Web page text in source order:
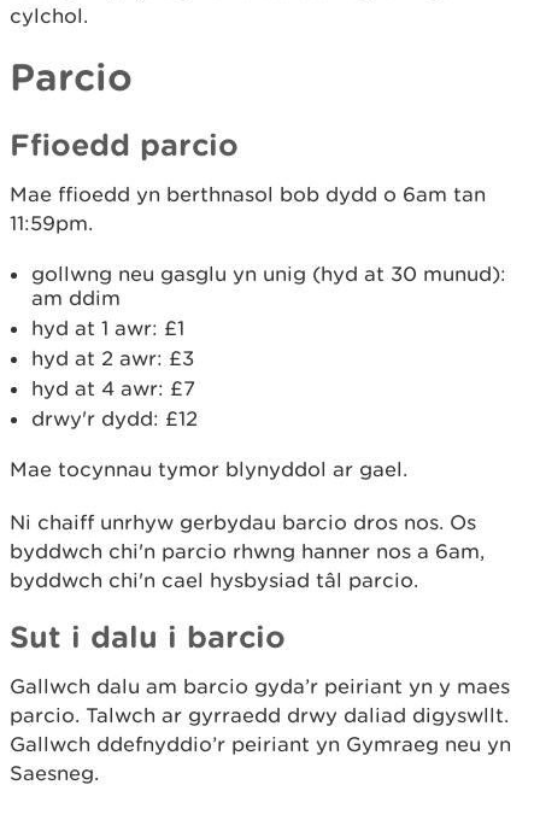
cylchol.
Parcio
Ffioedd parcio
Mae ffioedd yn berthnasol bob dydd o 6am tan
11:59pm.
gollwng neu gasglu yn unig (hyd at 30 munud):
am ddim
hyd at 1 awr: £1
hyd at 2 awr: £3
hyd at 4 awr: £7
drwy'r dydd: £12
Mae tocynnau tymor blynyddol ar gael.
Ni chaiff unrhyw gerbydau barcio dros nos. Os
byddwch chi'n parcio rhwng hanner nos a 6am,
byddwch chi'n cael hysbysiad tâl parcio.
Sut i dalu i barcio
Gallwch dalu am barcio gyda’r peiriant yn y maes
parcio. Talwch ar gyrraedd drwy daliad digyswllt.
Gallwch ddefnyddio’r peiriant yn Gymraeg neu yn
Saesneg.